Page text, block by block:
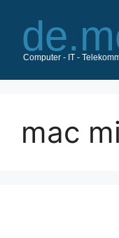
Inhalt
springen
mac